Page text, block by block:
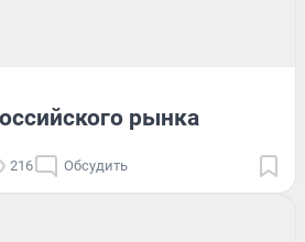
рынка
216 Обсудить